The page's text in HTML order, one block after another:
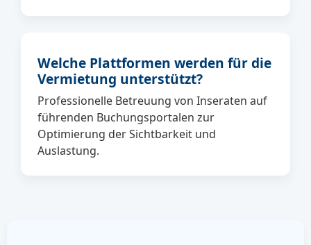
Welche Plattformen werden für die
Vermietung unterstützt?
Professionelle Betreuung von Inseraten auf
führenden Buchungsportalen zur
Optimierung der Sichtbarkeit und
Auslastung.